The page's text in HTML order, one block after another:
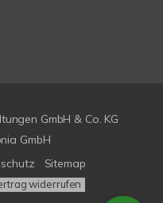
GmbH & Co. KG
GmbH
Sitemap
widerrufen